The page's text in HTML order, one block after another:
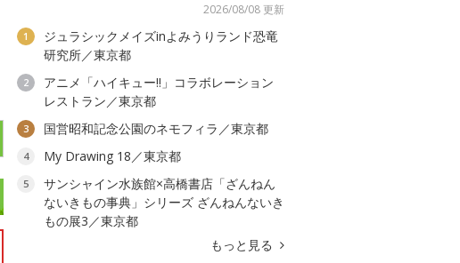
2026/08/08 更新
1
ジュラシックメイズinよみうりランド恐竜
研究所／東京都
2
アニメ「ハイキュー!!」コラボレーション
レストラン／東京都
3 国営昭和記念公園のネモフィラ／東京都
4 My Drawing 18／東京都
5
サンシャイン水族館×高橋書店「ざんねん
ないきもの事典」シリーズ ざんねんないき
もの展3／東京都
もっと見る